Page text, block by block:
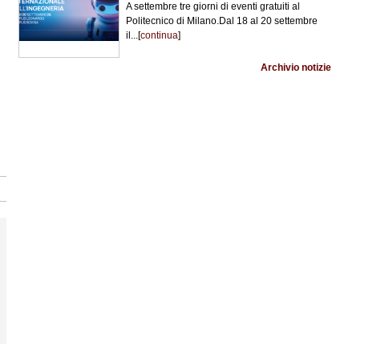
A settembre tre giorni di eventi gratuiti al
Politecnico di Milano.Dal 18 al 20 settembre
il...[continua]
Archivio notizie